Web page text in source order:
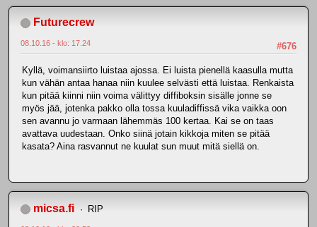
Futurecrew
#676
08.10.16 - klo: 17.24
Kyllä, voimansiirto luistaa ajossa. Ei luista pienellä kaasulla mutta
kun vähän antaa hanaa niin kuulee selvästi että luistaa. Renkaista
kun pitää kiinni niin voima välittyy diffiboksin sisälle jonne se
myös jää, jotenka pakko olla tossa kuuladiffissä vika vaikka oon
sen avannu jo varmaan lähemmäs 100 kertaa. Kai se on taas
avattava uudestaan. Onko siinä jotain kikkoja miten se pitää
kasata? Aina rasvannut ne kuulat sun muut mitä siellä on.
micsa.fi RIP